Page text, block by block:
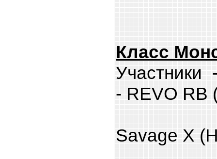
Класс
- REVO RB
Savage X